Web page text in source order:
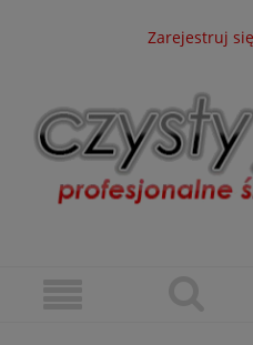
Zarejestruj się